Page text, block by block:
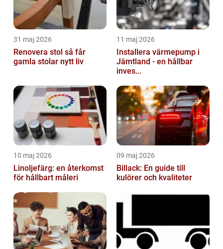
31 maj 2026
Renovera stol så får
gamla stolar nytt liv
11 maj 2026
Installera värmepump i
Jämtland - en hållbar
inves...
10 maj 2026
Linoljefärg: en återkomst
för hållbart måleri
09 maj 2026
Billack: En guide till
kulörer och kvaliteter